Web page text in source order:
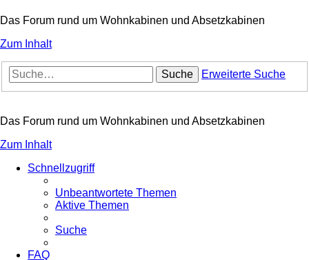
Das Forum rund um Wohnkabinen und Absetzkabinen
Zum Inhalt
Suche Erweiterte Suche
Das Forum rund um Wohnkabinen und Absetzkabinen
Zum Inhalt
Schnellzugriff
Unbeantwortete Themen
Aktive Themen
Suche
FAQ